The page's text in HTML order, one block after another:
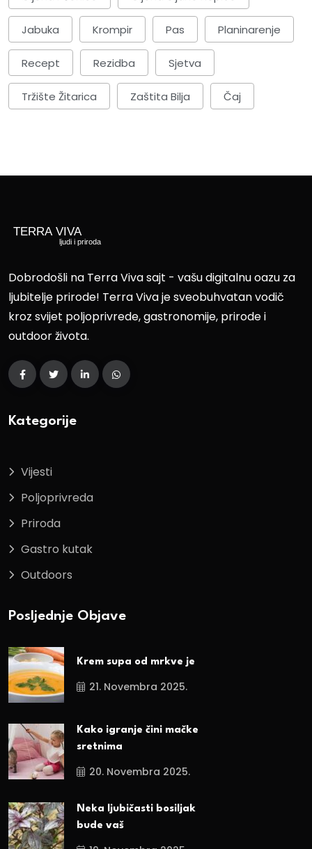
Jabuka Krompir Pas Planinarenje
Recept Rezidba Sjetva
Tržište Žitarica Zaštita Bilja Čaj
Dobrodošli na Terra Viva sajt - vašu digitalnu oazu za
ljubitelje prirode! Terra Viva je sveobuhvatan vodič
kroz svijet poljoprivrede, gastronomije, prirode i
outdoor života.
Kategorije
Vijesti
Poljoprivreda
Priroda
Gastro kutak
Outdoors
Posljednje Objave
Krem supa od mrkve je
21. Novembra 2025.
Kako igranje čini mačke
sretnima
20. Novembra 2025.
Neka ljubičasti bosiljak
bude vaš